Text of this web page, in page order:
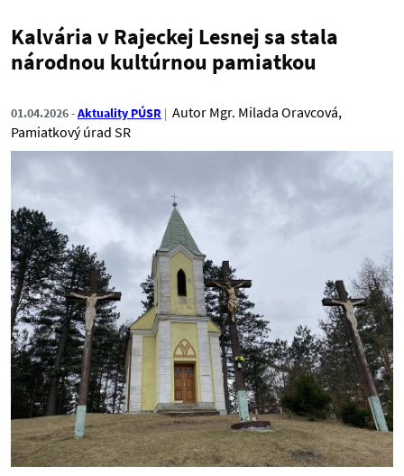
Kalvária v Rajeckej Lesnej sa stala
národnou kultúrnou pamiatkou
01.04.2026 Aktuality PÚSR Autor Mgr. Milada Oravcová,
Pamiatkový úrad SR